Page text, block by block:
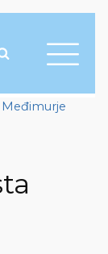
Međimurje